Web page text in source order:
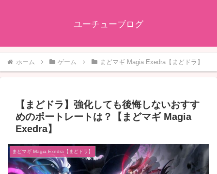
ユーチューブログ
ホーム ゲーム まどマギ Magia Exedra【まどドラ】
【まどドラ】強化しても後悔しないおすす
めのポートレートは？【まどマギ Magia
Exedra】
まどマギ Magia Exedra【まどドラ】